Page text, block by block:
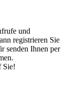
und
registrieren Sie
senden Ihnen per
Sie!